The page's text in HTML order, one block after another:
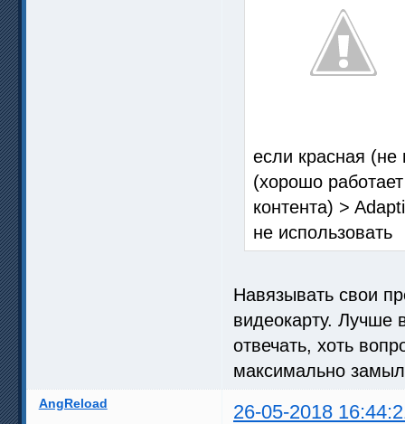
если красная (не
(хорошо
контента) >
не использовать
Навязывать свои
видеокарту. Лучше
отвечать, хоть
максимально
AngReload 26-05-2018